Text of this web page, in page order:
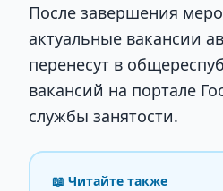
После завершения
актуальные вакансии
перенесут в
вакансий на портале
службы занятости.
📖 Читайте также